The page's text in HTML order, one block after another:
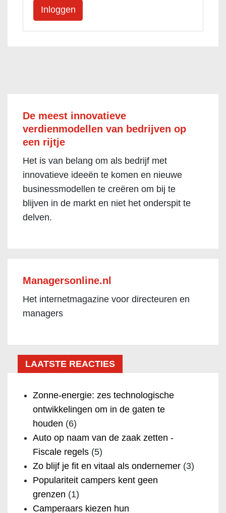
De meest innovatieve
verdienmodellen van bedrijven op
een rijtje
Het is van belang om als bedrijf met
innovatieve ideeën te komen en nieuwe
businessmodellen te creëren om bij te
blijven in de markt en niet het onderspit te
delven.
Managersonline.nl
Het internetmagazine voor directeuren en
managers
LAATSTE REACTIES
Zonne-energie: zes technologische
ontwikkelingen om in de gaten te
houden (6)
Auto op naam van de zaak zetten -
Fiscale regels (5)
Zo blijf je fit en vitaal als ondernemer (3)
Populariteit campers kent geen
grenzen (1)
Camperaars kiezen hun